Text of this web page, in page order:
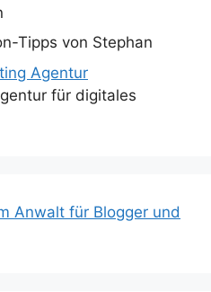
Tipps von Stephan
Agentur
für digitales
Anwalt für Blogger und